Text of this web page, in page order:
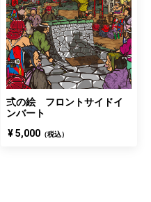
弍の絵 フロントサイドイ
ンバート
¥ 5,000 （税込）